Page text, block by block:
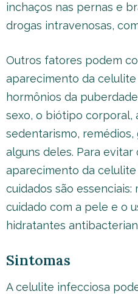
inchaços nas pernas e
drogas intravenosas,
Outros fatores podem
aparecimento da celulite
hormônios da
sexo, o biótipo corporal,
sedentarismo,
alguns deles. Para evitar
aparecimento da
cuidados são
cuidado com a pele e o
hidratantes
Sintomas
A celulite infecciosa